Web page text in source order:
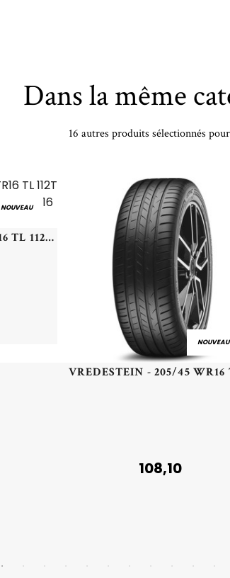
Dans la même
16 autres produits sélectionnés
NOUVEAU
HANKOOK - 265/70 TR16 TL 112T HA DYNAPRO AT2 RF11 - 2657016 - CDB
NOUVEAU
108,10